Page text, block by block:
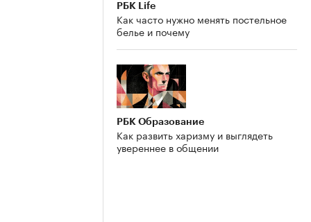
РБК Life
Как часто нужно менять постельное
белье и почему
РБК Образование
Как развить харизму и выглядеть
увереннее в общении